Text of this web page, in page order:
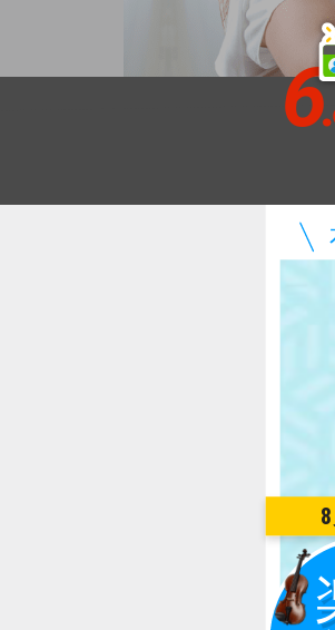
6
8